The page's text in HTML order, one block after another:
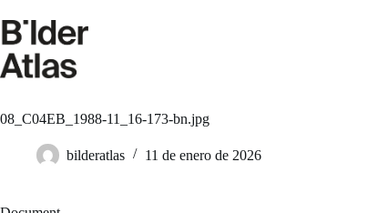
08_C04EB_1988-11_16-173-bn.jpg
bilderatlas 11 de enero de 2026